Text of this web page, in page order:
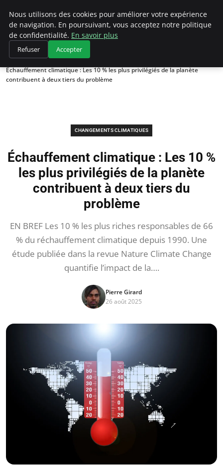
Climategatecountryclub.com
Accueil
Changements climatiques
Échauffement climatique : Les 10 % les plus privilégiés de la planète
contribuent à deux tiers du problème
CHANGEMENTS CLIMATIQUES
Échauffement climatique : Les 10 %
les plus privilégiés de la planète
contribuent à deux tiers du
problème
EN BREF Les 10 % les plus riches responsables de 66
% du réchauffement climatique depuis 1990. Une
étude publiée dans la revue Nature Climate Change
quantifie l’impact de la….
Pierre Girard
26 août 2025
Nous utilisons des cookies pour améliorer votre expérience
de navigation. En poursuivant, vous acceptez notre politique
de confidentialité. En savoir plus
Refuser Accepter